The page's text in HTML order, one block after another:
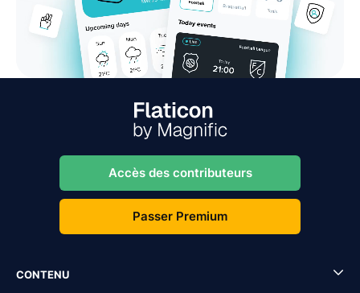
Accès des contributeurs
Passer Premium
CONTENU